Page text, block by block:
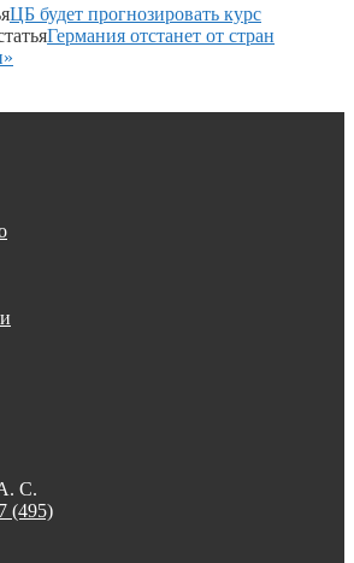
ЦБ будет прогнозировать курс
Германия отстанет от стран
С.
(495)